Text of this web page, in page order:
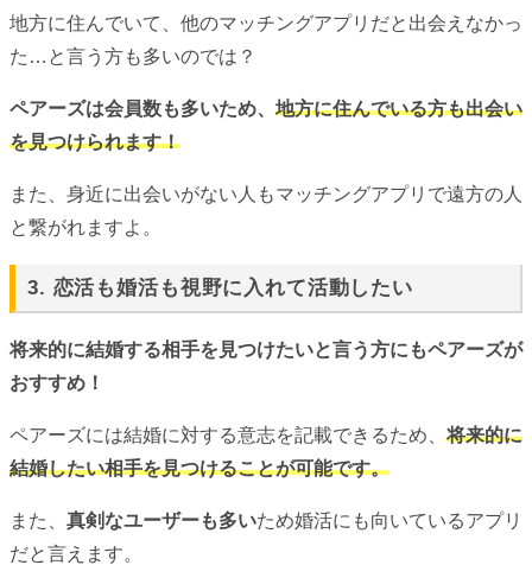
地方に住んでいて、他のマッチングアプリだと出会えなかっ
た…と言う方も多いのでは？
ペアーズは会員数も多いため、 地方に住んでいる方も出会い
を見つけられます！
また、身近に出会いがない人もマッチングアプリで遠方の人
と繋がれますよ。
3. 恋活も婚活も視野に入れて活動したい
将来的に結婚する相手を見つけたいと言う方にもペアーズが
おすすめ！
ペアーズには結婚に対する意志を記載できるため、将来的に
結婚したい相手を見つけることが可能です。
また、 真剣なユーザーも多いため婚活にも向いているアプリ
だと言えます。